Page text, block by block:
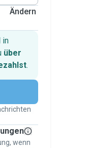
Ändern
in
über
.
Deine
der
–, um
zu
wenn